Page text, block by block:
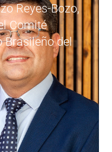
Reyes-Bozo,
Comité
Brasileño del